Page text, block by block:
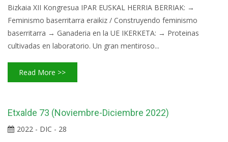
Bizkaia XII Kongresua IPAR EUSKAL HERRIA BERRIAK: →
Feminismo baserritarra eraikiz / Construyendo feminismo
baserritarra → Ganaderia en la UE IKERKETA: → Proteinas
cultivadas en laboratorio. Un gran mentiroso...
Read More >>
Etxalde 73 (Noviembre-Diciembre 2022)
2022 - DIC - 28